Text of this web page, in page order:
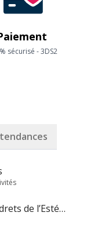
sécurisé - 3DS2
Les Adrets de l’Estérel